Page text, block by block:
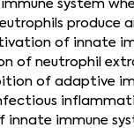
system
produce
of innate
of neutrophil
of adaptive
immune